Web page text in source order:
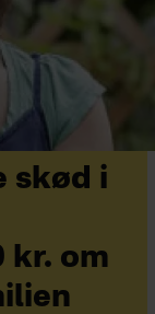
skød i
kr. om